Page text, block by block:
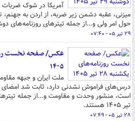
آمریکا در شوک ضربات
میزنی، عقبه دشمن زیر ضربه، از اردن به
حول امر ولی و...از جمله تیترهای روزنامه‌های دوشنبه ۲۹ تیر ۱۴۰۵
۲۹ تیر ۰۵ - ۰۷:۴۰
۱۴۰۵
ملت ایران و جبهه
درس‌های فراموش نشدنی دارد، ثابت شد امضای
تیر ۱۴۰۵ هستند.
۲۸ تیر ۰۵ - ۰۷:۴۹